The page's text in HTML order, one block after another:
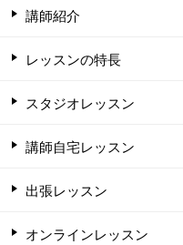
講師紹介
レッスンの特長
スタジオレッスン
講師自宅レッスン
出張レッスン
オンラインレッスン